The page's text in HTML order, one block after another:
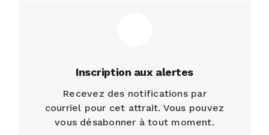
Inscription aux alertes
Recevez des notifications par
courriel pour cet attrait. Vous pouvez
vous désabonner à tout moment.